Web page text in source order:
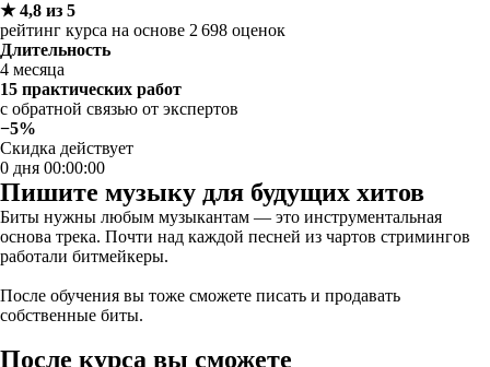
★ 4,8 из 5
рейтинг курса на основе 2 698 оценок
Длительность
4 месяца
15 практических работ
с обратной связью от экспертов
−5%
Скидка действует
0 дня 00:00:00
Пишите музыку для будущих хитов
Биты нужны любым музыкантам — это инструментальная
основа трека. Почти над каждой песней из чартов стримингов
работали битмейкеры.
После обучения вы тоже сможете писать и продавать
собственные биты.
После курса вы сможете